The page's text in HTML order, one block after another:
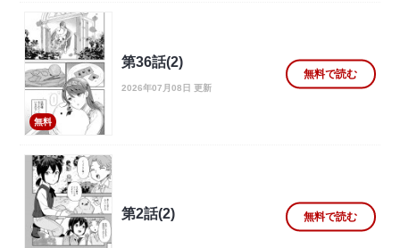
無料
第36話(2)
2026年07月08日 更新
無料で読む
第2話(2) 無料で読む